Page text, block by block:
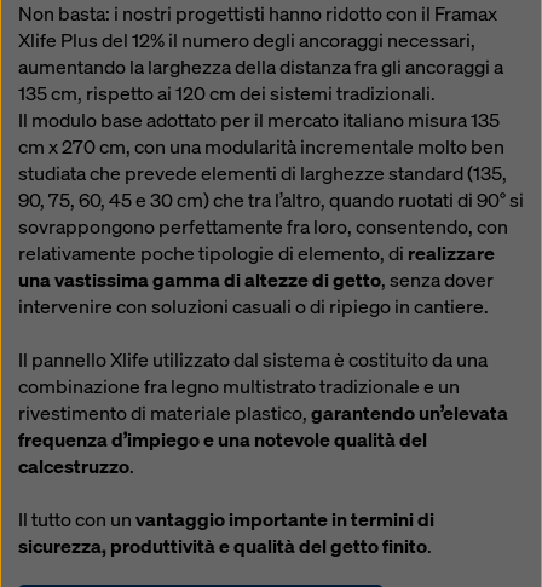
Non basta: i nostri progettisti hanno ridotto con il Framax
Xlife Plus del 12% il numero degli ancoraggi necessari,
aumentando la larghezza della distanza fra gli ancoraggi a
135 cm, rispetto ai 120 cm dei sistemi tradizionali.
Il modulo base adottato per il mercato italiano misura 135
cm x 270 cm, con una modularità incrementale molto ben
studiata che prevede elementi di larghezze standard (135,
90, 75, 60, 45 e 30 cm) che tra l’altro, quando ruotati di 90° si
sovrappongono perfettamente fra loro, consentendo, con
relativamente poche tipologie di elemento, di realizzare
una vastissima gamma di altezze di getto, senza dover
intervenire con soluzioni casuali o di ripiego in cantiere.
Il pannello Xlife utilizzato dal sistema è costituito da una
combinazione fra legno multistrato tradizionale e un
rivestimento di materiale plastico,garantendo un’elevata
frequenza d’impiego e una notevole qualità del
calcestruzzo.
Il tutto con unvantaggio importante in termini di
sicurezza, produttività e qualità del getto finito.